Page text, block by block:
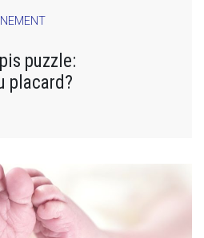
puzzle:
placard?